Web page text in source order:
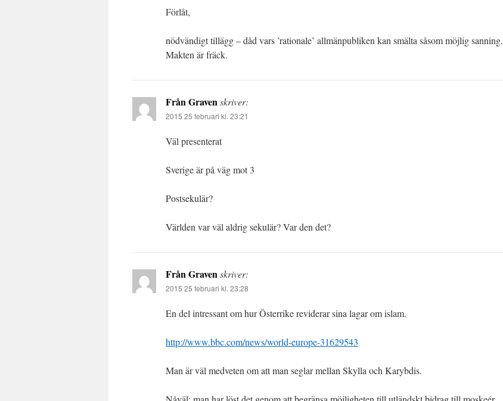
Förlåt,
nödvändigt tillägg – dåd vars ’rationale’ allmänpubliken kan smälta såsom möjlig sanning.
Makten är fräck.
Från Gravenskriver:
2015 25 februari kl. 23:21
Väl presenterat
Sverige är på väg mot 3
Postsekulär?
Världen var väl aldrig sekulär? Var den det?
Från Gravenskriver:
2015 25 februari kl. 23:28
En del intressant om hur Österrike reviderar sina lagar om islam.
http://www.bbc.com/news/world-europe-31629543
Man är väl medveten om att man seglar mellan Skylla och Karybdis.